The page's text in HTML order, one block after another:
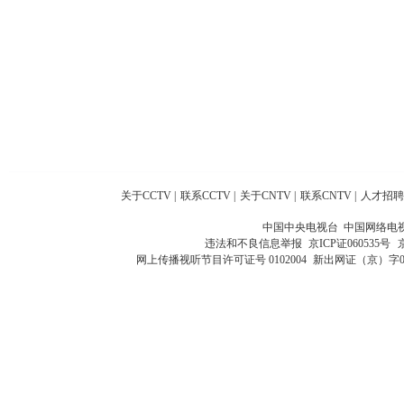
关于CCTV 联系CCTV 关于CNTV 联系CNTV 人才招聘
中国中央电视台 中国网络电
违法和不良信息举报 京ICP证060535号
网上传播视听节目许可证号 0102004 新出网证（京）